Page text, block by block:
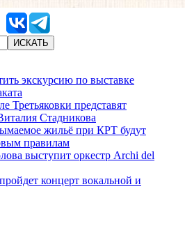
экскурсию по выставке
Третьяковки представят
Стадникова
жильё при КРТ будут
правилам
выступит оркестр Archi del
концерт вокальной и